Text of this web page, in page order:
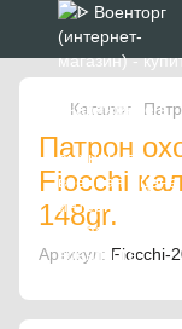
Каталог
Патрон
Fiocchi
148gr.
Артикул: Fiocchi-